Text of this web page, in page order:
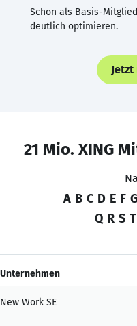
Schon als Basis-
deutlich optimieren.
21 Mio. XING
A B C D E F G
Q R S T
Unternehmen
New Work SE